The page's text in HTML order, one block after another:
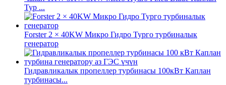
Тур ...
Forster 2 × 40KW Микро Гидро Турго турбиналык
генератор
Гидравликалык пропеллер турбинасы 100кВт Каплан
турбинасы...